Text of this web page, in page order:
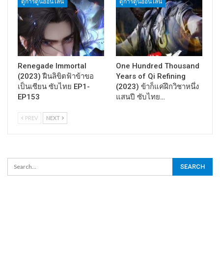
Renegade Immortal
(2023) ฝืนลิขิตฟ้าข้าขอ
เป็นเซียน ซับไทย EP1-
EP153
One Hundred Thousand
Years of Qi Refining
(2023) ข้าก็แค่ฝึกวิชาหนึ่ง
แสนปี ซับไทย…
PREV NEXT